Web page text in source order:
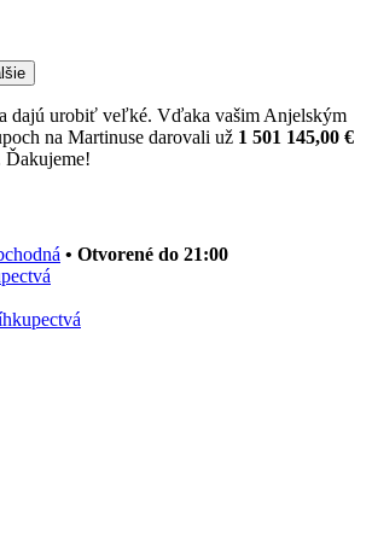
dajú urobiť veľké. Vďaka vašim Anjelským
na Martinuse darovali už 1 501 145,00 €
Ďakujeme!
• Otvorené do 21:00